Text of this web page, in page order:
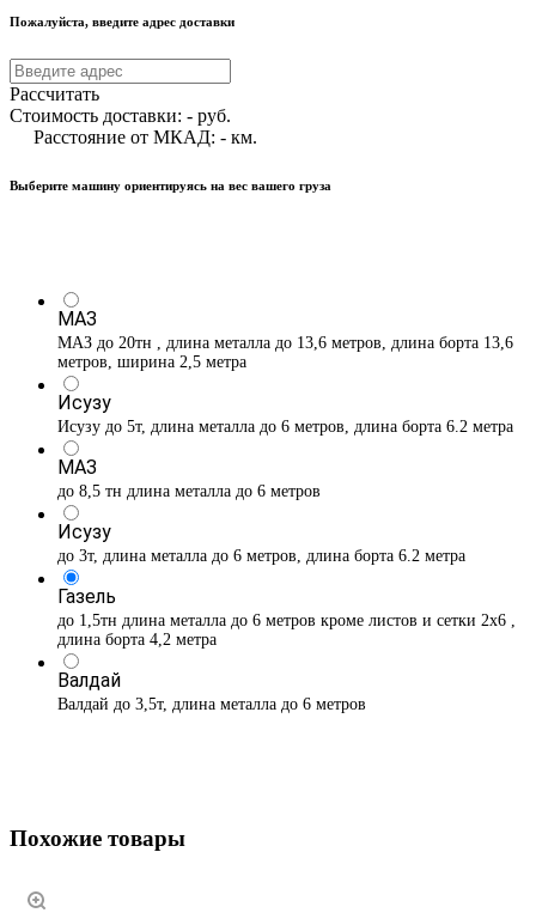
Пожалуйста, введите адрес доставки
Рассчитать
Стоимость доставки: - руб.
Расстояние от МКАД: - км.
Выберите машину ориентируясь на вес вашего груза
МАЗ
МАЗ до 20тн , длина металла до 13,6 метров, длина борта 13,6
метров, ширина 2,5 метра
Исузу
Исузу до 5т, длина металла до 6 метров, длина борта 6.2 метра
МАЗ
до 8,5 тн длина металла до 6 метров
Исузу
до 3т, длина металла до 6 метров, длина борта 6.2 метра
Газель
до 1,5тн длина металла до 6 метров кроме листов и сетки 2х6 ,
длина борта 4,2 метра
Валдай
Валдай до 3,5т, длина металла до 6 метров
Похожие товары